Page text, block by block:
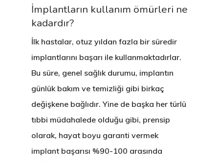
İmplantların kullanım ömürleri ne
kadardır?
İlk hastalar, otuz yıldan fazla bir süredir
implantlarını başarı ile kullanmaktadırlar.
Bu süre, genel sağlık durumu, implantın
günlük bakım ve temizliği gibi birkaç
değişkene bağlıdır. Yine de başka her türlü
tıbbi müdahalede olduğu gibi, prensip
olarak, hayat boyu garanti vermek
implant başarısı %90-100 arasında